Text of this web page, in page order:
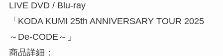
LIVE DVD / Blu-ray
「KODA KUMI 25th ANNIVERSARY TOUR 2025
～De-CODE～」
商品詳細：